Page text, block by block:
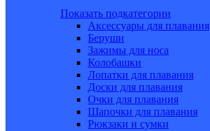
Показать подкатегории
Аксессуары для плавания
Беруши
Зажимы для носа
Колобашки
Лопатки для плавания
Доски для плавания
Очки для плавания
Шапочки для плавания
Рюкзаки и сумки